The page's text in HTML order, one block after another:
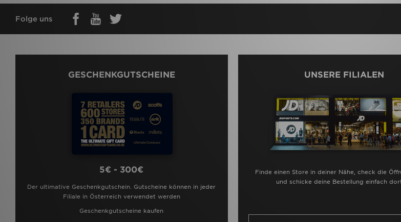
Folge uns
GESCHENKGUTSCHEINE
5€ - 300€
Der ultimative Geschenkgutschein. Gutscheine können in jeder
Filiale in Österreich verwendet werden
Geschenkgutscheine kaufen
UNSERE FILIALEN
Finde einen Store in deiner Nähe, check die
und schicke deine Bestellung einfach